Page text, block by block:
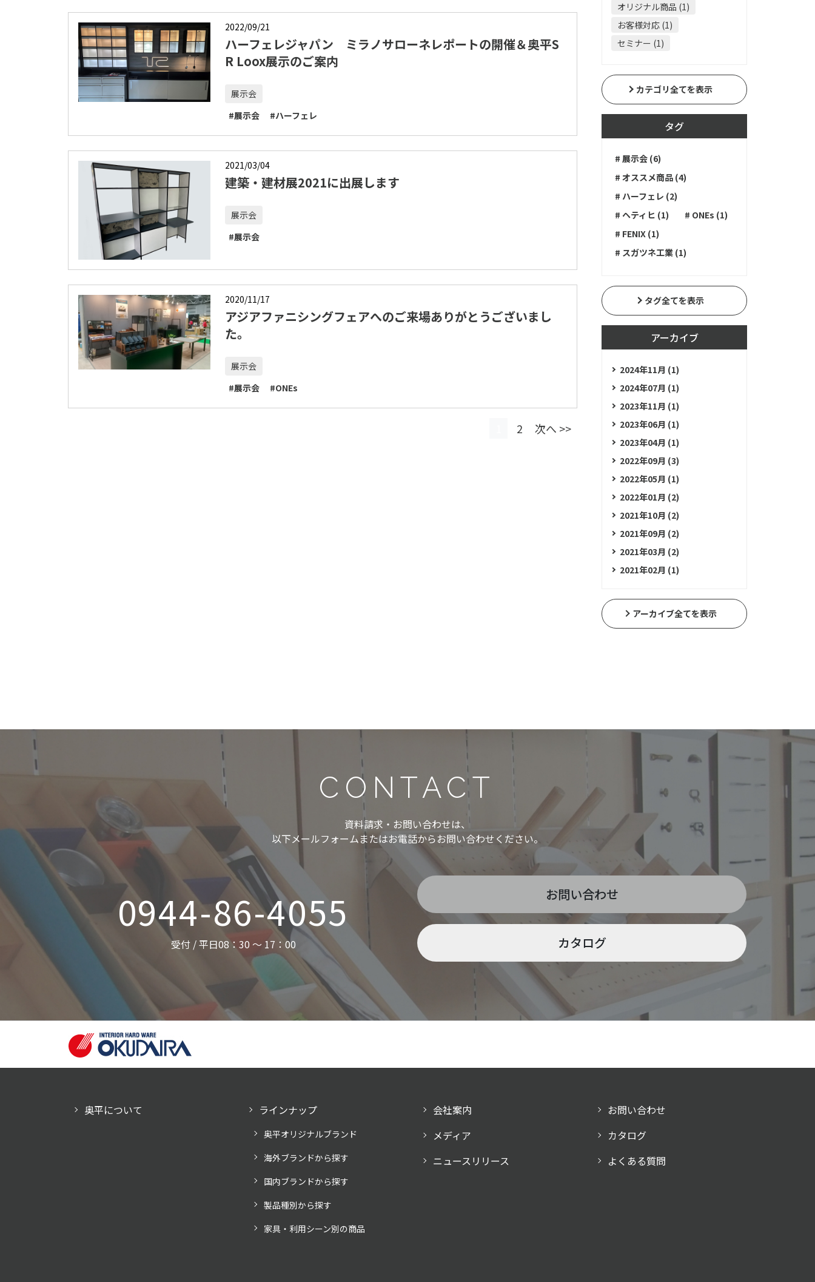
2022/09/21
ハーフェレジャパン ミラノサローネレポートの開催＆奥平S
R Loox展示のご案内
展示会
#展示会
#ハーフェレ
2021/03/04
建築・建材展2021に出展します
展示会
#展示会
2020/11/17
アジアファニシングフェアへのご来場ありがとうございまし
た。
展示会
#展示会
#ONEs
2 次へ >>
オリジナル商品 (1)
お客様対応 (1)
セミナー (1)
カテゴリ全てを表示
タグ
# 展示会 (6)
# オススメ商品 (4)
# ハーフェレ (2)
# ヘティヒ (1)
# ONEs (1)
# FENIX (1)
# スガツネ工業 (1)
タグ全てを表示
アーカイブ
2024年11月 (1)
2024年07月 (1)
2023年11月 (1)
2023年06月 (1)
2023年04月 (1)
2022年09月 (3)
2022年05月 (1)
2022年01月 (2)
2021年10月 (2)
2021年09月 (2)
2021年03月 (2)
2021年02月 (1)
アーカイブ全てを表示
CONTACT
資料請求・お問い合わせは、
以下メールフォームまたはお電話からお問い合わせください。
0944-86-4055
受付 / 平日08：30 ～ 17：00
お問い合わせ
カタログ
奥平について ラインナップ
奥平オリジナルブランド
海外ブランドから探す
国内ブランドから探す
製品種別から探す
家具・利用シーン別の商品
会社案内
メディア
ニュースリリース
お問い合わせ
カタログ
よくある質問